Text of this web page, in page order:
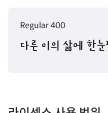
Regular 400
다른 이의 삶에 한